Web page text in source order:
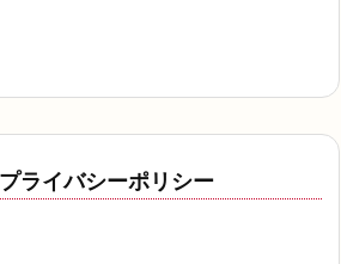
ライバシーポリシー